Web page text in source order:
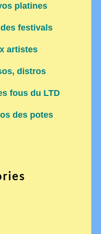
platines
festivals
artistes
distros
fous du LTD
des potes